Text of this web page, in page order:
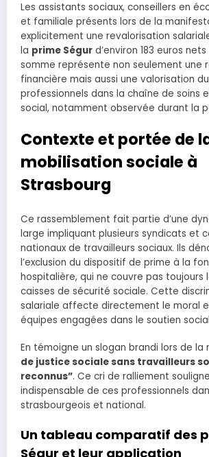
Les assistants sociaux, conseillers en
et familiale présents lors de la
explicitement une revalorisation
la prime Ségur d’environ 183 euros
somme représente non seulement une
financière mais aussi une valorisation
professionnels dans la chaîne de soins
social, notamment observée durant la
Contexte et portée de
mobilisation sociale à
Strasbourg
Ce rassemblement fait partie d’une
large impliquant plusieurs syndicats et
nationaux de travailleurs sociaux. Ils
l’exclusion du dispositif de prime à la
hospitalière, qui ne couvre pas toujours
caisses de sécurité sociale. Cette
salariale affecte directement le moral
équipes engagées dans le soutien
En témoigne un slogan brandi lors de la
de justice sociale sans travailleurs
reconnus”. Ce cri de ralliement
indispensable de ces professionnels
strasbourgeois et national.
Un tableau comparatif des
Ségur et leur application